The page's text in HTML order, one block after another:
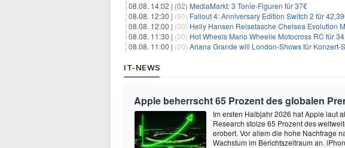
08.08. 14:02 | (02) MediaMarkt: 3 Tonie-Figuren für 37€
08.08. 12:30 | (00) Fallout 4: Anniversary Edition Switch 2 für
08.08. 12:00 | (00) Helly Hansen Reisetasche Chelsea Evolution
08.08. 11:30 | (00) Hot Wheels Mario Wheelie Motocross RC für
08.08. 11:00 | (00) Ariana Grande will London-Shows für Konzert-
IT-NEWS
Apple beherrscht 65 Prozent des globalen
Im ersten Halbjahr 2026 hat Apple laut
Research stolze 65 Prozent des
erobert. Vor allem die hohe Nachfrage
Wachstum im Berichtszeitraum an.